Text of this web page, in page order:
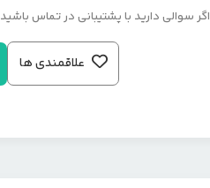
اگر سوالی دارید با پشتیبانی در تماس باشید
علاقمندی ها